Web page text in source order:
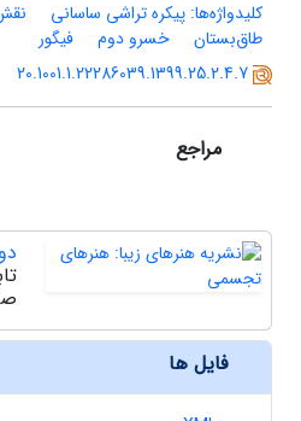
کلیدواژه‌ها: پیکره تراشی ساسانی
طاق‌بستان
خسرو دوم
فیگور
20.1001.1.22286039.1399.25.2.4.7
مراجع
دوره
فایل ها